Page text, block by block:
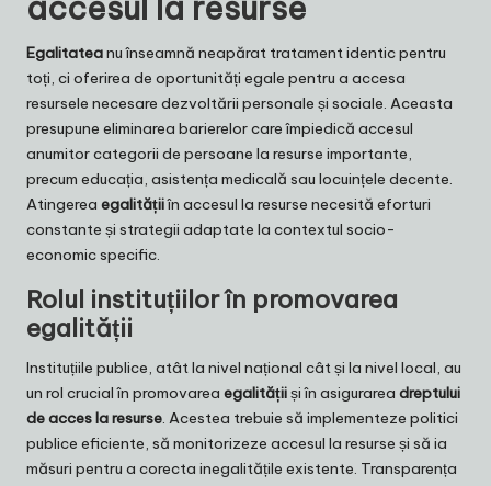
accesul la resurse
Egalitateanu înseamnă neapărat tratament identic pentru
toți, ci oferirea de oportunități egale pentru a accesa
resursele necesare dezvoltării personale și sociale. Aceasta
presupune eliminarea barierelor care împiedică accesul
anumitor categorii de persoane la resurse importante,
precum educația, asistența medicală sau locuințele decente.
Atingerea egalitățiiîn accesul la resurse necesită eforturi
constante și strategii adaptate la contextul socio-
economic specific.
Rolul instituțiilor în promovarea
egalității
Instituțiile publice, atât la nivel național cât și la nivel local, au
un rol crucial în promovarea egalitățiiși în asigurarea dreptului
de acces la resurse. Acestea trebuie să implementeze politici
publice eficiente, să monitorizeze accesul la resurse și să ia
măsuri pentru a corecta inegalitățile existente. Transparența